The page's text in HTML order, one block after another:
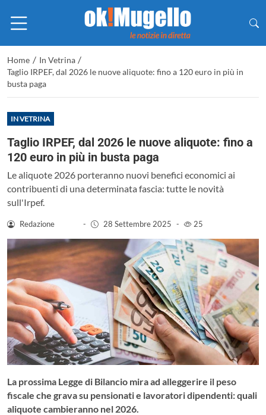
Home / In Vetrina /
Taglio IRPEF, dal 2026 le nuove aliquote: fino a 120 euro in più in
busta paga
IN VETRINA
Taglio IRPEF, dal 2026 le nuove aliquote: fino a
120 euro in più in busta paga
Le aliquote 2026 porteranno nuovi benefici economici ai
contribuenti di una determinata fascia: tutte le novità
sull'Irpef.
Redazione - 28 Settembre 2025 - 25
La prossima Legge di Bilancio mira ad alleggerire il peso
fiscale che grava su pensionati e lavoratori dipendenti: quali
aliquote cambieranno nel 2026.